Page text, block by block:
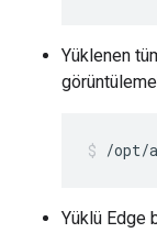
Yüklenen
/opt/
Yüklü Edge